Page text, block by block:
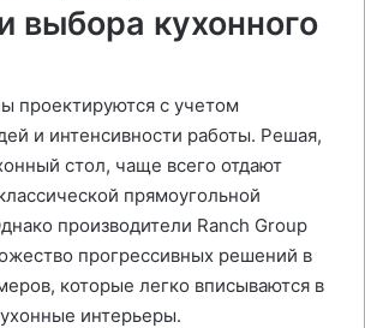
выбора кухонного
проектируются с учетом
и интенсивности работы. Решая,
стол, чаще всего отдают
прямоугольной
производители Ranch Group
прогрессивных решений в
которые легко вписываются в
интерьеры.